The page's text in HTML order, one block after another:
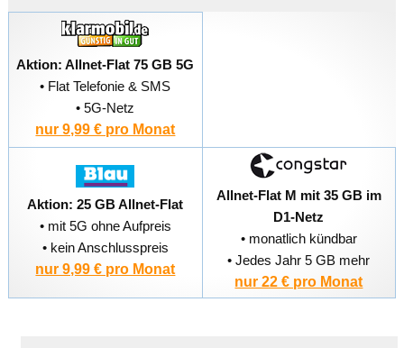
Aktion: Allnet-Flat 75 GB 5G
• Flat Telefonie & SMS
• 5G-Netz
nur 9,99 € pro Monat
Aktion: 25 GB Allnet-Flat
• mit 5G ohne Aufpreis
• kein Anschlusspreis
nur 9,99 € pro Monat
Allnet-Flat M mit 35 GB im
D1-Netz
• monatlich kündbar
• Jedes Jahr 5 GB mehr
nur 22 € pro Monat